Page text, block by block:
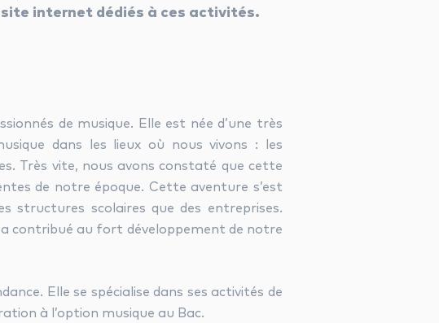
site internet dédiés à ces activités.
de musique. Elle est née d’une très
dans les lieux où nous vivons : les
Très vite, nous avons constaté que cette
de notre époque. Cette aventure s’est
structures scolaires que des entreprises.
a contribué au fort développement de notre
Elle se spécialise dans ses activités de
à l’option musique au Bac.